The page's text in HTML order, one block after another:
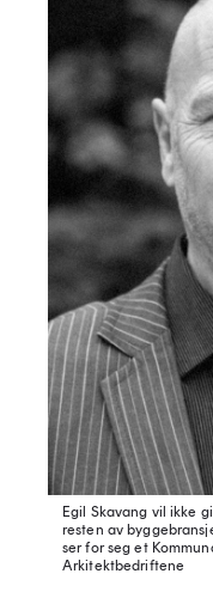
Egil Skavang vil ikke
resten av
ser for seg et
Arkitektbedriftene